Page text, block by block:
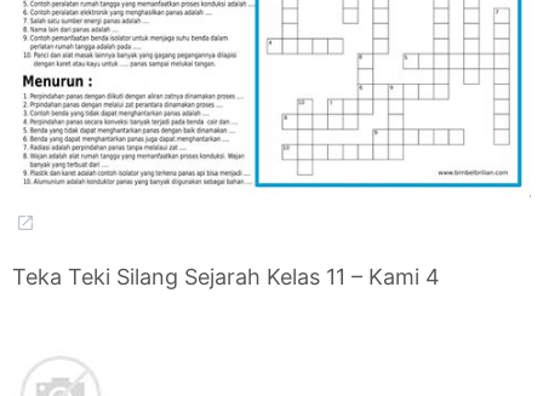
Teka Teki Silang Sejarah Kelas 11 – Kami 4